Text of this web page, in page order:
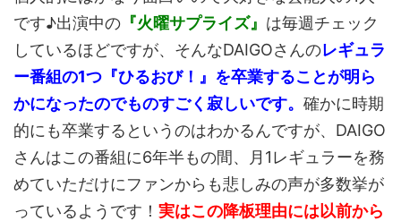
です♪出演中の 『火曜サプライズ』 は毎週チェック
しているほどですが、そんなDAIGOさんのレギュラ
ー番組の1つ『ひるおび！』を卒業することが明ら
かになったのでものすごく寂しいです。 確かに時期
的にも卒業するというのはわかるんですが、DAIGO
さんはこの番組に6年半もの間、月1レギュラーを務
めていただけにファンからも悲しみの声が多数挙が
っているようです！ 実はこの降板理由には以前から